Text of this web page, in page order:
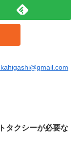
タクシーが必要な